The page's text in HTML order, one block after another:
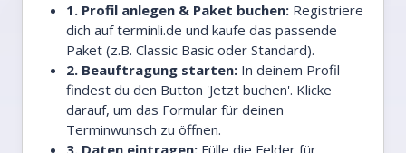
1. Profil anlegen & Paket buchen: Registriere
dich auf terminli.de und kaufe das passende
Paket (z.B. Classic Basic oder Standard).
2. Beauftragung starten: In deinem Profil
findest du den Button 'Jetzt buchen'. Klicke
darauf, um das Formular für deinen
Terminwunsch zu öffnen.